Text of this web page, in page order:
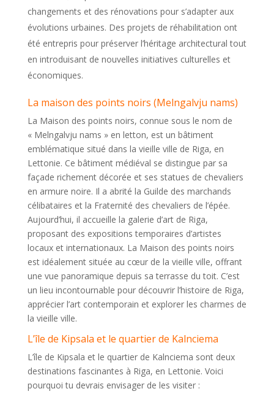
changements et des rénovations pour s’adapter aux
évolutions urbaines. Des projets de réhabilitation ont
été entrepris pour préserver l’héritage architectural tout
en introduisant de nouvelles initiatives culturelles et
économiques.
La maison des points noirs (Melngalvju nams)
La Maison des points noirs, connue sous le nom de
« Melngalvju nams » en letton, est un bâtiment
emblématique situé dans la vieille ville de Riga, en
Lettonie. Ce bâtiment médiéval se distingue par sa
façade richement décorée et ses statues de chevaliers
en armure noire. Il a abrité la Guilde des marchands
célibataires et la Fraternité des chevaliers de l’épée.
Aujourd’hui, il accueille la galerie d’art de Riga,
proposant des expositions temporaires d’artistes
locaux et internationaux. La Maison des points noirs
est idéalement située au cœur de la vieille ville, offrant
une vue panoramique depuis sa terrasse du toit. C’est
un lieu incontournable pour découvrir l’histoire de Riga,
apprécier l’art contemporain et explorer les charmes de
la vieille ville.
L’île de Kipsala et le quartier de Kalnciema
L’île de Kipsala et le quartier de Kalnciema sont deux
destinations fascinantes à Riga, en Lettonie. Voici
pourquoi tu devrais envisager de les visiter :